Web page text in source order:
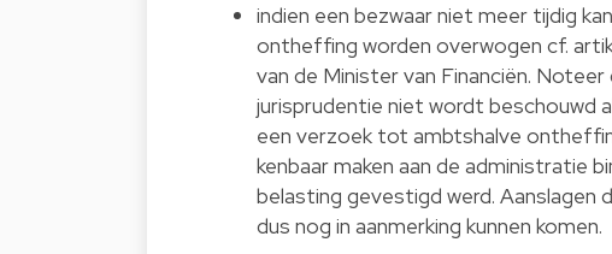
indien een bezwaar niet meer tijdig
ontheffing worden overwogen cf.
van de Minister van Financiën.
jurisprudentie niet wordt beschouwd
een verzoek tot ambtshalve
kenbaar maken aan de administratie
belasting gevestigd werd. Aanslagen
dus nog in aanmerking kunnen komen.